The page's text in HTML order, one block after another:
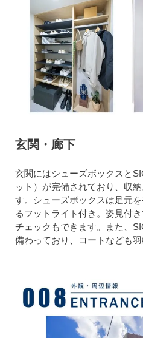
玄関・廊下
玄関にはシューズボックスと
ット）が完備されており、収
す。シューズボックスは足元
るフットライト付き。姿見付
チェックもできます。また、
備わっており、コートなども羽